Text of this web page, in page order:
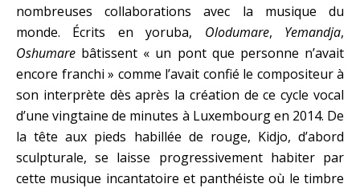
nombreuses collaborations avec la musique du
monde. Écrits en yoruba, Olodumare, Yemandja,
Oshumare bâtissent « un pont que personne n’avait
encore franchi » comme l’avait confié le compositeur à
son interprète dès après la création de ce cycle vocal
d’une vingtaine de minutes à Luxembourg en 2014. De
la tête aux pieds habillée de rouge, Kidjo, d’abord
sculpturale, se laisse progressivement habiter par
cette musique incantatoire et panthéiste où le timbre